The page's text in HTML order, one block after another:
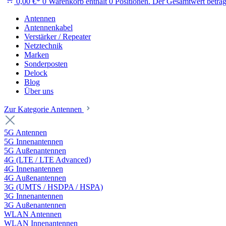
Antennen
Antennenkabel
Verstärker / Repeater
Netztechnik
Marken
Sonderposten
Delock
Blog
Über uns
Zur Kategorie Antennen
5G Antennen
5G Innenantennen
5G Außenantennen
4G (LTE / LTE Advanced)
4G Innenantennen
4G Außenantennen
3G (UMTS / HSDPA / HSPA)
3G Innenantennen
3G Außenantennen
WLAN Antennen
WLAN Innenantennen